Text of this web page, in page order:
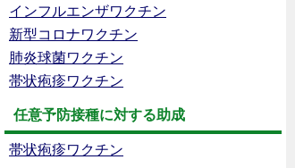
インフルエンザワクチン
新型コロナワクチン
肺炎球菌ワクチン
帯状疱疹ワクチン
任意予防接種に対する助成
帯状疱疹ワクチン